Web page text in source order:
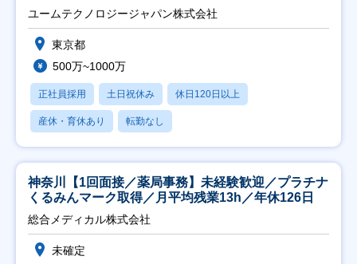
ユームテクノロジージャパン株式会社
東京都
500万~1000万
正社員採用 土日祝休み 休日120日以上
産休・育休あり 転勤なし
神奈川【1回面接／薬局事務】未経験歓迎／プラチナ
くるみんマーク取得／月平均残業13h／年休126日
総合メディカル株式会社
未確定